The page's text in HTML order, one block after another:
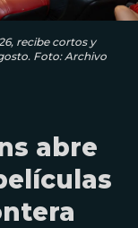
recibe cortos y
Foto: Archivo
abre